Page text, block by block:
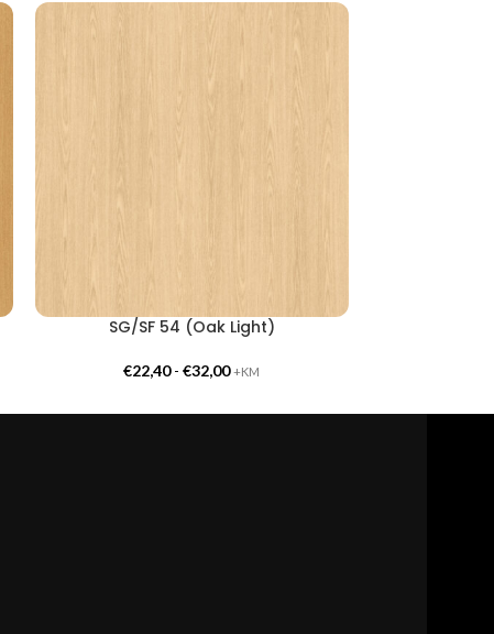
SG/SF 54 (Oak Light)
€22,40-€32,00 +KM